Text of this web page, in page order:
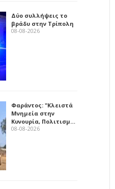
Δύο συλλήψεις το
βράδυ στην Τρίπολη
08-08-2026
Φαράντος: "Κλειστά
Μνημεία στην
Κυνουρία, Πολιτισμ…
08-08-2026